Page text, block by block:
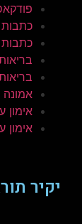
כתבות
כתבות
אמונה
אימון
אימון
יקיר